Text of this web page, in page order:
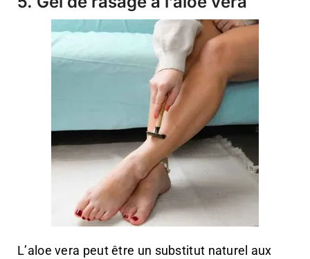
L’aloe vera peut être un substitut naturel aux